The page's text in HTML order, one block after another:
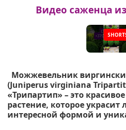
Видео саженца
Можжевельник
(Juniperus virginiana
«Трипартип» – это
растение, которое украсит
интересной формой и